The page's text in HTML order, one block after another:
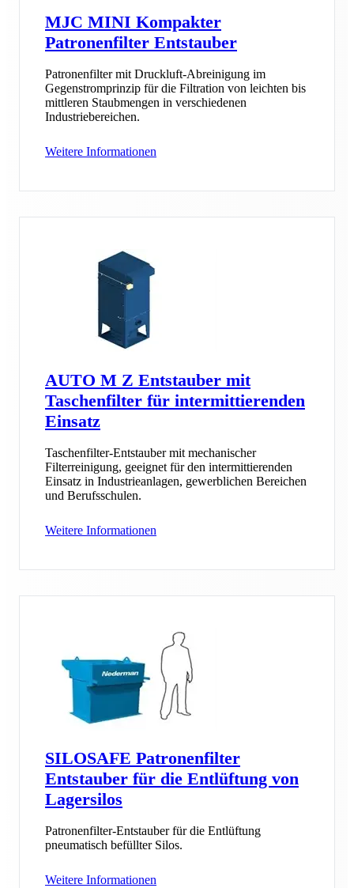
MJC MINI Kompakter
Patronenfilter Entstauber
Patronenfilter mit Druckluft-Abreinigung im
Gegenstromprinzip für die Filtration von leichten bis
mittleren Staubmengen in verschiedenen
Industriebereichen.
Weitere Informationen
AUTO M Z Entstauber mit
Taschenfilter für intermittierenden
Einsatz
Taschenfilter-Entstauber mit mechanischer
Filterreinigung, geeignet für den intermittierenden
Einsatz in Industrieanlagen, gewerblichen Bereichen
und Berufsschulen.
Weitere Informationen
SILOSAFE Patronenfilter
Entstauber für die Entlüftung von
Lagersilos
Patronenfilter-Entstauber für die Entlüftung
pneumatisch befüllter Silos.
Weitere Informationen